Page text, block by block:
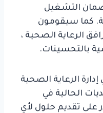
التشغيل
كما سيقومون
الرعاية الصحية ،
بالتحسينات.
الرعاية الصحية
الحالية في
على تقديم حلول لأي